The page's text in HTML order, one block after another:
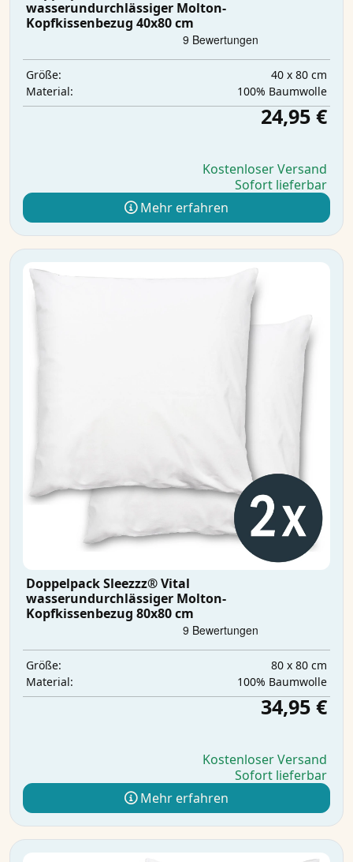
wasserundurchlässiger Molton-
Kopfkissenbezug 40x80 cm
Größe:
40 x 80 cm
Material:
100% Baumwolle
24,95 €
Kostenloser Versand
Sofort lieferbar
Mehr erfahren
Doppelpack Sleezzz® Vital
wasserundurchlässiger Molton-
Kopfkissenbezug 80x80 cm
Größe:
80 x 80 cm
Material:
100% Baumwolle
34,95 €
Kostenloser Versand
Sofort lieferbar
Mehr erfahren